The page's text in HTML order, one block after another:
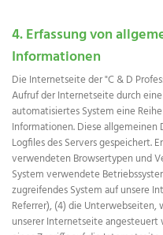
4. Erfassung von
Informationen
Die Internetseite der "C & D
Aufruf der Internetseite durch
automatisiertes System eine
Informationen. Diese
Logfiles des Servers gespeichert.
verwendeten Browsertypen und
System verwendete
zugreifendes System auf unsere
Referrer), (4) die
unserer Internetseite angesteuert